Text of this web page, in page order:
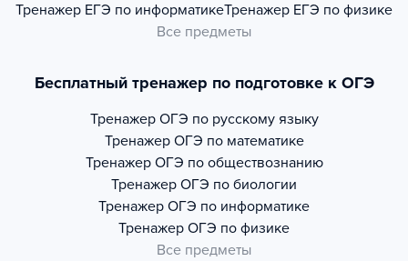
Тренажер ЕГЭ по информатикеТренажер ЕГЭ по физике
Все предметы
Бесплатный тренажер по подготовке к ОГЭ
Тренажер ОГЭ по русскому языку
Тренажер ОГЭ по математике
Тренажер ОГЭ по обществознанию
Тренажер ОГЭ по биологии
Тренажер ОГЭ по информатике
Тренажер ОГЭ по физике
Все предметы